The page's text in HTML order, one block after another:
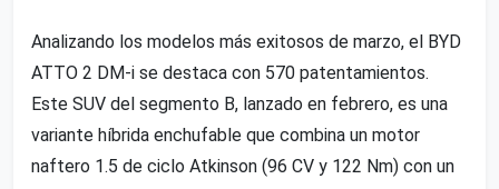
Analizando los modelos más exitosos de marzo, el BYD
ATTO 2 DM-i se destaca con 570 patentamientos.
Este SUV del segmento B, lanzado en febrero, es una
variante híbrida enchufable que combina un motor
naftero 1.5 de ciclo Atkinson (96 CV y 122 Nm) con un